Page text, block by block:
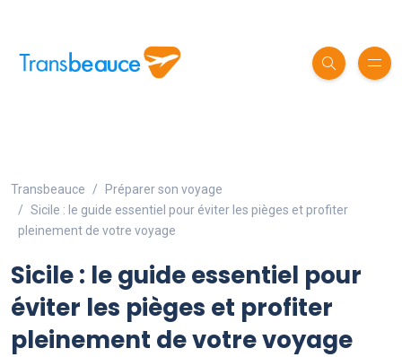
Transbeauce
Préparer son voyage
Sicile : le guide essentiel pour éviter les pièges et profiter
pleinement de votre voyage
Sicile : le guide essentiel pour
éviter les pièges et profiter
pleinement de votre voyage